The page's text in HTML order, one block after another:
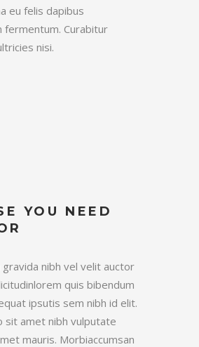
eu felis dapibus
fermentum. Curabitur
nisi.
YOU NEED
nibh vel velit auctor
quis bibendum
ipsutis sem nibh id elit.
sit amet nibh vulputate
mauris. Morbiaccumsan